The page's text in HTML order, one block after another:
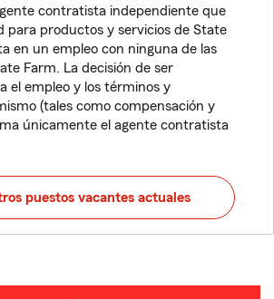
contratista independiente que
para productos y servicios de State
en un empleo con ninguna de las
Farm. La decisión de ser
el empleo y los términos y
(tales como compensación y
únicamente el agente contratista
puestos vacantes actuales